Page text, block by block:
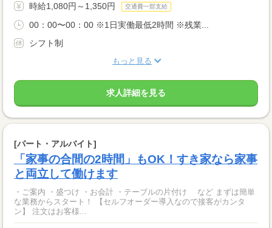
時給1,080円～1,350円 交通費一部支給
00：00〜00：00 ※1日実働最低2時間 ※残業...
シフト制
もっと見る
求人詳細を見る
[パート・アルバイト]
「家事の合間の2時間」もOK！すき家なら家事
と両立して働けます
・ご案内 ・盛つけ ・お会計 ・テーブルの片付け など まずは簡単
な業務からスタート！ 【セルフオーダー導入なので接客がカンタ
ン】 注文はお客様...